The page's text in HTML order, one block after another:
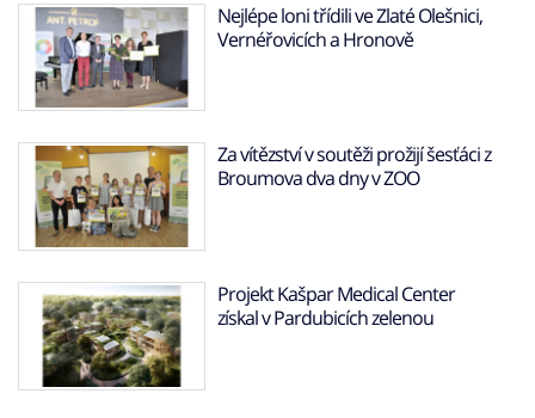
Nejlépe loni třídili ve Zlaté Olešnici,
Vernéřovicích a Hronově
Za vítězství v soutěži prožijí šesťáci z
Broumova dva dny v ZOO
Projekt Kašpar Medical Center
získal v Pardubicích zelenou